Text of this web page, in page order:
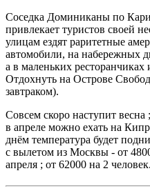
Соседка Доминиканы по
привлекает туристов своей
улицам ездят раритетные
автомобили, на набережных
а в маленьких ресторанчиках
Отдохнуть на Острове
завтраком).
Совсем скоро наступит
в апреле можно ехать на
днём температура будет
с вылетом из Москвы - от
апреля ; от 62000 на 2 человек.